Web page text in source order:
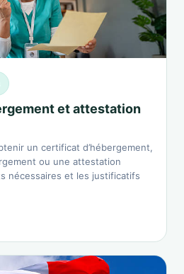
et attestation
un certificat d’hébergement,
ou une attestation
nécessaires et les justificatifs